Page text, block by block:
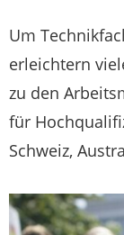
Um
erleichtern
zu den
für
Schweiz,